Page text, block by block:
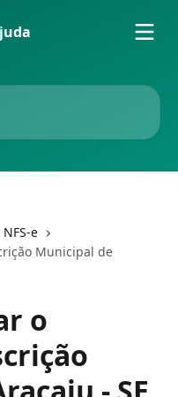
e
Municipal de
o